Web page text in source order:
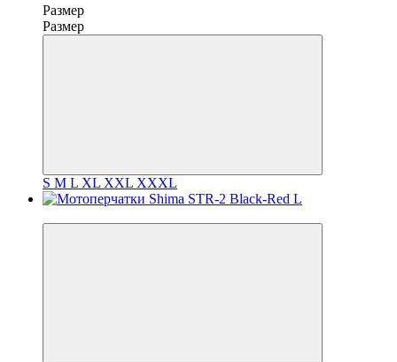
Размер
Размер
S M L XL XXL XXXL